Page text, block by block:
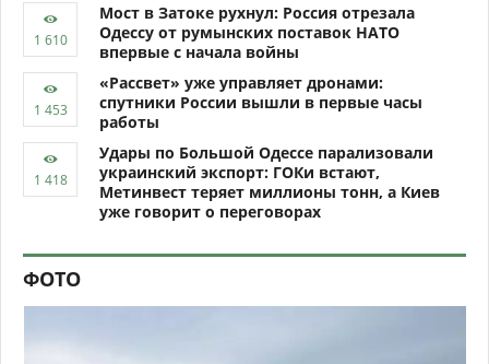
Мост в Затоке рухнул: Россия отрезала
Одессу от румынских поставок НАТО
впервые с начала войны
«Рассвет» уже управляет дронами:
спутники России вышли в первые часы
работы
Удары по Большой Одессе парализовали
украинский экспорт: ГОКи встают,
Метинвест теряет миллионы тонн, а Киев
уже говорит о переговорах
ФОТО